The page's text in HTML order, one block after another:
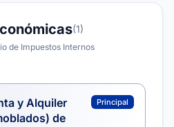
(1)
de Impuestos Internos
y Alquiler
de
Principal